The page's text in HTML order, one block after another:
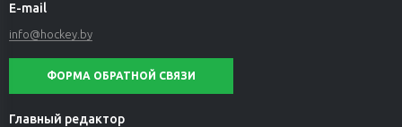
E-mail
info@hockey.by
ФОРМА ОБРАТНОЙ СВЯЗИ
Главный редактор